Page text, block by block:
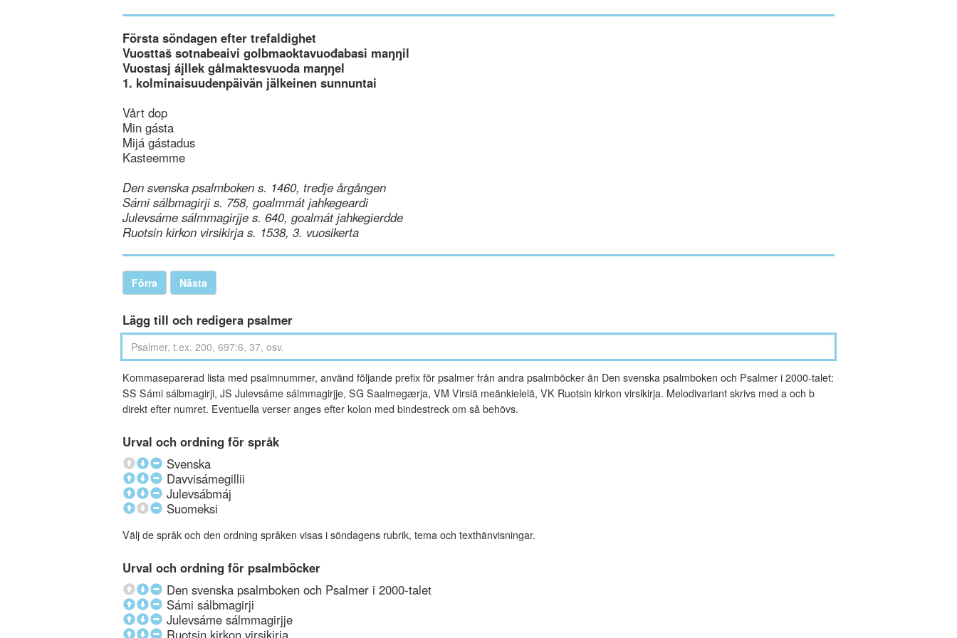
Första söndagen efter trefaldighet
Vuosttaš sotnabeaivi golbmaoktavuođabasi maŋŋil
Vuostasj ájllek gålmaktesvuoda maŋŋel
1. kolminaisuudenpäivän jälkeinen sunnuntai
Vårt dop
Min gásta
Mijá gástadus
Kasteemme
Den svenska psalmboken s. 1460, tredje årgången
Sámi sálbmagirji s. 758, goalmmát jahkegeardi
Julevsáme sálmmagirjje s. 640, goalmát jahkegierdde
Ruotsin kirkon virsikirja s. 1538, 3. vuosikerta
Förra Nästa
Lägg till och redigera psalmer
Kommaseparerad lista med psalmnummer, använd följande prefix för psalmer från andra psalmböcker än Den svenska psalmboken och Psalmer i 2000-talet:
SS Sámi sálbmagirji, JS Julevsáme sálmmagirjje, SG Saalmegærja, VM Virsiä meänkielelä, VK Ruotsin kirkon virsikirja. Melodivariant skrivs med a och b
direkt efter numret. Eventuella verser anges efter kolon med bindestreck om så behövs.
Urval och ordning för språk
Svenska
Davvisámegillii
Julevsábmáj
Suomeksi
Välj de språk och den ordning språken visas i söndagens rubrik, tema och texthänvisningar.
Urval och ordning för psalmböcker
Den svenska psalmboken och Psalmer i 2000-talet
Sámi sálbmagirji
Julevsáme sálmmagirjje
Ruotsin kirkon virsikirja